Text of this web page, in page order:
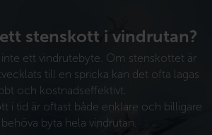
stenskott i vindrutan?
ett vindrutebyte. Om stenskottet är
till en spricka kan det ofta lagas
och kostnadseffektivt.
i tid är oftast både enklare och billigare
byta hela vindrutan.